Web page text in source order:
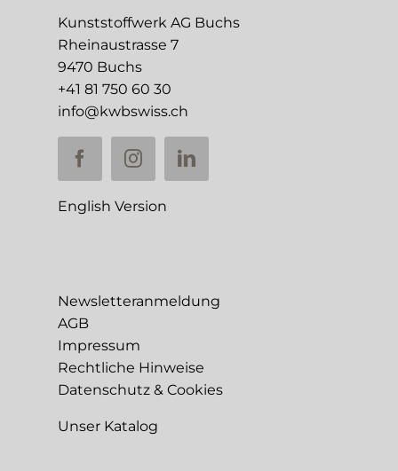
Kunststoffwerk AG Buchs
Rheinaustrasse 7
9470 Buchs
+41 81 750 60 30
info@kwbswiss.ch
English Version
Newsletteranmeldung
AGB
Impressum
Rechtliche Hinweise
Datenschutz & Cookies
Unser Katalog